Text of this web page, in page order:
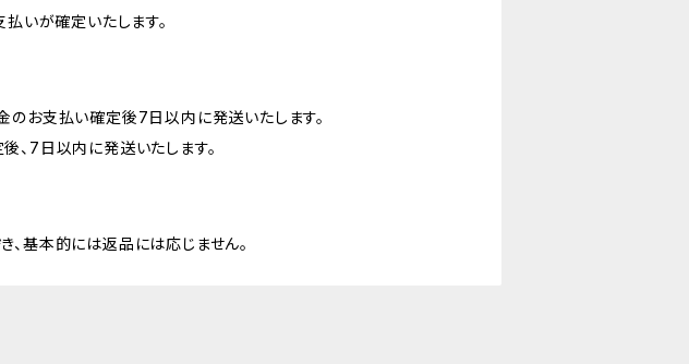
いが確定いたします。
のお支払い確定後7日以内に発送いたします。
、7日以内に発送いたします。
基本的には返品には応じません。